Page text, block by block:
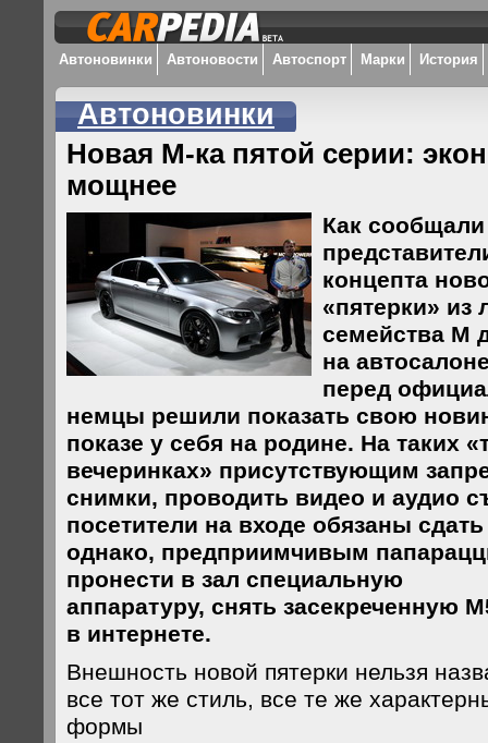
Автоновинки Автоновости Автоспорт Марки История
Автоновинки
Новая М-ка пятой серии:
мощнее
Как
концепта
«пятерки» из
семейства М
на
перед
немцы решили показать свою
показе у себя на родине. На таких
вечеринках» присутствующим
снимки, проводить видео и аудио
посетители на входе обязаны
однако, предприимчивым
пронести в зал специальную
аппаратуру, снять засекреченную
в интернете.
Внешность новой пятерки нельзя
все тот же стиль, все те же
формы